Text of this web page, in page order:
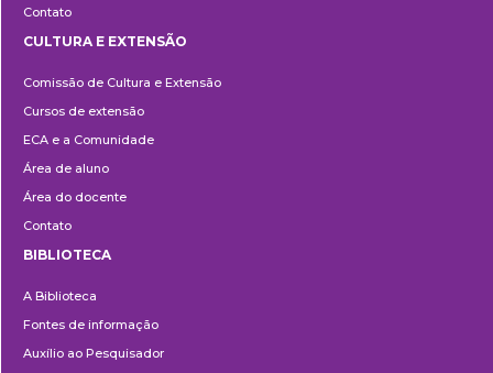
Contato
e
Extensão
CULTURA E EXTENSÃO
Comissão de Cultura e Extensão
Cursos de extensão
ECA e a Comunidade
Área de aluno
Área do docente
Contato
BIBLIOTECA
A Biblioteca
Fontes de informação
Auxílio ao Pesquisador